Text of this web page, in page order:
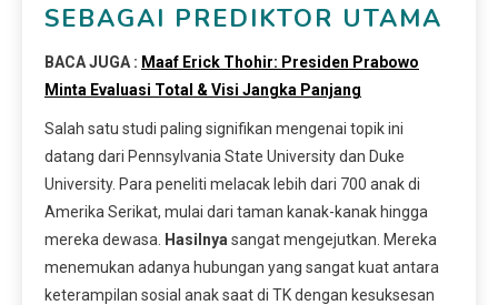
SEBAGAI PREDIKTOR UTAMA
BACA JUGA : Maaf Erick Thohir: Presiden Prabowo
Minta Evaluasi Total & Visi Jangka Panjang
Salah satu studi paling signifikan mengenai topik ini
datang dari Pennsylvania State University dan Duke
University. Para peneliti melacak lebih dari 700 anak di
Amerika Serikat, mulai dari taman kanak-kanak hingga
mereka dewasa.
Hasilnya sangat mengejutkan. Mereka
menemukan adanya hubungan yang sangat kuat antara
keterampilan sosial anak saat di TK dengan kesuksesan